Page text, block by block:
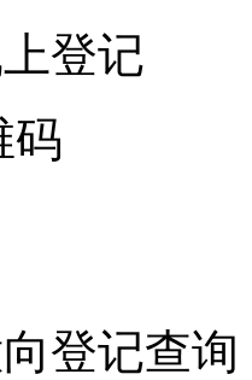
登记
码
登记查询